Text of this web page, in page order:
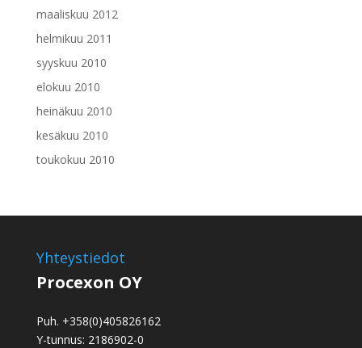
maaliskuu 2012
helmikuu 2011
syyskuu 2010
elokuu 2010
heinäkuu 2010
kesäkuu 2010
toukokuu 2010
Yhteystiedot
Procexon OY
Puh. +358(0)405826162
Y-tunnus: 2186902-0